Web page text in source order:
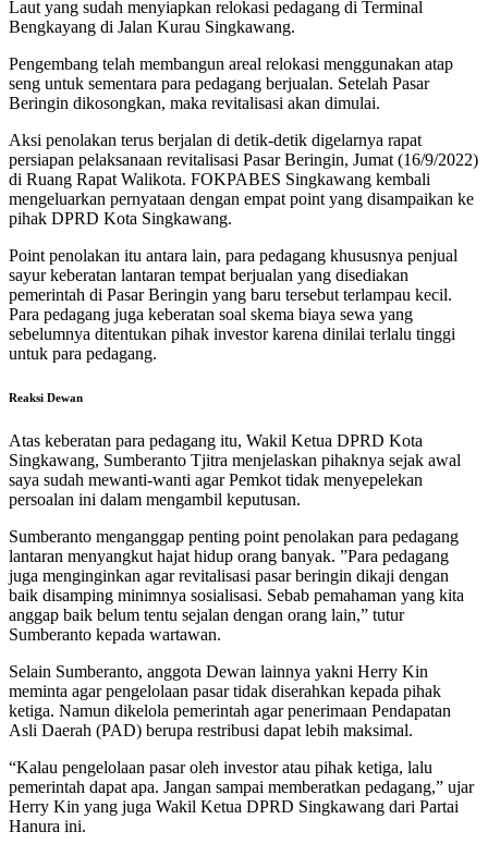
Laut yang sudah menyiapkan relokasi pedagang di Terminal
Bengkayang di Jalan Kurau Singkawang.
Pengembang telah membangun areal relokasi menggunakan atap
seng untuk sementara para pedagang berjualan. Setelah Pasar
Beringin dikosongkan, maka revitalisasi akan dimulai.
Aksi penolakan terus berjalan di detik-detik digelarnya rapat
persiapan pelaksanaan revitalisasi Pasar Beringin, Jumat (16/9/2022)
di Ruang Rapat Walikota. FOKPABES Singkawang kembali
mengeluarkan pernyataan dengan empat point yang disampaikan ke
pihak DPRD Kota Singkawang.
Point penolakan itu antara lain, para pedagang khususnya penjual
sayur keberatan lantaran tempat berjualan yang disediakan
pemerintah di Pasar Beringin yang baru tersebut terlampau kecil.
Para pedagang juga keberatan soal skema biaya sewa yang
sebelumnya ditentukan pihak investor karena dinilai terlalu tinggi
untuk para pedagang.
Reaksi Dewan
Atas keberatan para pedagang itu, Wakil Ketua DPRD Kota
Singkawang, Sumberanto Tjitra menjelaskan pihaknya sejak awal
saya sudah mewanti-wanti agar Pemkot tidak menyepelekan
persoalan ini dalam mengambil keputusan.
Sumberanto menganggap penting point penolakan para pedagang
lantaran menyangkut hajat hidup orang banyak. ”Para pedagang
juga menginginkan agar revitalisasi pasar beringin dikaji dengan
baik disamping minimnya sosialisasi. Sebab pemahaman yang kita
anggap baik belum tentu sejalan dengan orang lain,” tutur
Sumberanto kepada wartawan.
Selain Sumberanto, anggota Dewan lainnya yakni Herry Kin
meminta agar pengelolaan pasar tidak diserahkan kepada pihak
ketiga. Namun dikelola pemerintah agar penerimaan Pendapatan
Asli Daerah (PAD) berupa restribusi dapat lebih maksimal.
“Kalau pengelolaan pasar oleh investor atau pihak ketiga, lalu
pemerintah dapat apa. Jangan sampai memberatkan pedagang,” ujar
Herry Kin yang juga Wakil Ketua DPRD Singkawang dari Partai
Hanura ini.